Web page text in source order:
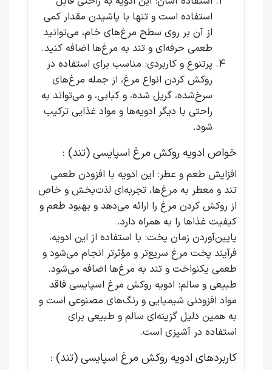
استفاده است و تنها با پاشیدن مقدار کمی
از آن بر روی سطح مرغ‌های خام، می‌توانید
طعمی حرفه‌ای و تند به مرغ‌ها اضافه کنید.
پرتنوع و کاربردی: مناسب برای استفاده در
روکش کردن انواع مرغ، از جمله مرغ‌های
سرخ‌شده، گریل شده، و کبابی، و می‌تواند به
راحتی با دیگر ادویه‌ها و مواد غذایی ترکیب
شود.
خواص ادویه روکش مرغ اسپایسی (تند) :
افزایش طعم و عطر: این ادویه با افزودن طعمی
تند و معطر به مرغ‌ها، تجربه‌ای لذت‌بخش و خاص
از روکش کردن مرغ را ارائه می‌دهد و بهبود طعم و
کیفیت غذاها را به همراه دارد.
پایین‌آوردن زمان پخت: با استفاده از این ادویه،
فرآیند پخت مرغ سریع‌تر و مؤثرتر انجام می‌شود و
طعمی یکنواخت و تند به مرغ‌ها اضافه می‌شود.
طبیعی و سالم: ادویه روکش مرغ اسپایسی فاقد
مواد افزودنی شیمیایی و رنگ‌های مصنوعی است و
به همین دلیل گزینه‌ای سالم و طبیعی برای
استفاده در آشپزی است.
کاربردهای ادویه روکش مرغ اسپایسی (تند) :